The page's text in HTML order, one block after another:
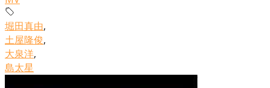
堀田真由,
土屋隆俊,
大泉洋,
島太星